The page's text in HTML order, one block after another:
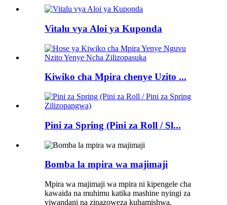
Vitalu vya Aloi ya Kuponda
Kiwiko cha Mpira chenye Uzito ...
Pini za Spring (Pini za Roll / Sl...
Bomba la mpira wa majimaji
Mpira wa majimaji wa mpira ni kipengele cha
kawaida na muhimu katika mashine nyingi za
viwandani na zinazoweza kuhamishwa.